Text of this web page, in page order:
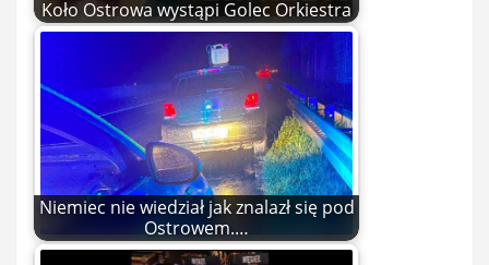
Koło Ostrowa wystąpi Golec Orkiestra
Niemiec nie wiedział jak znalazł się pod
Ostrowem.…